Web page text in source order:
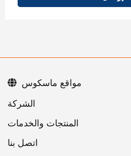
اتصل بنا
مواقع ماسكوس